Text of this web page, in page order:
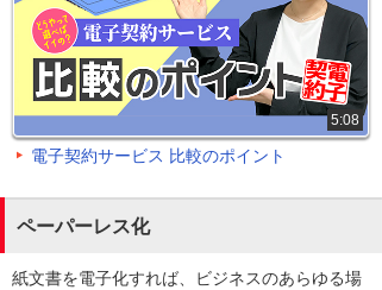
5:08
電子契約サービス 比較のポイント
ペーパーレス化
紙文書を電子化すれば、ビジネスのあらゆる場